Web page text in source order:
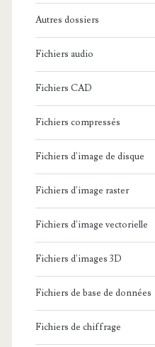
Autres dossiers
Fichiers audio
Fichiers CAD
Fichiers compressés
Fichiers d'image de disque
Fichiers d'image raster
Fichiers d'image vectorielle
Fichiers d'images 3D
Fichiers de base de données
Fichiers de chiffrage